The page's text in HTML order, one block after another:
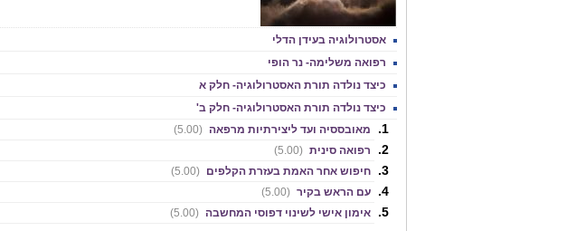
אסטרולוגיה בעידן הדלי
רפואה משלימה- נר הופי
כיצד נולדה תורת האסטרולוגיה- חלק א
כיצד נולדה תורת האסטרולוגיה- חלק ב'
מאובססיה ועד ליצירתיות מרפאה (5.00)
רפואה סינית (5.00)
חיפוש אחר האמת בעזרת הקלפים (5.00)
עם הראש בקיר (5.00)
אימון אישי לשינוי דפוסי המחשבה (5.00)